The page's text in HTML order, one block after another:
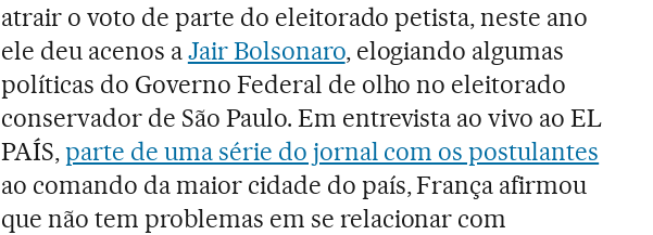
atrair o voto de parte do eleitorado petista, neste ano
ele deu acenos aJair Bolsonaro, elogiando algumas
políticas do Governo Federal de olho no eleitorado
conservador de São Paulo. Em entrevista ao vivo ao EL
PAÍS,parte de uma série do jornal com os postulantes
ao comando da maior cidade do país, França afirmou
que não tem problemas em se relacionar com